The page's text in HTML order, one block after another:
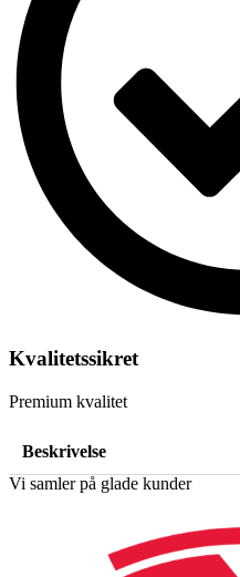
Kvalitetssikret
Premium kvalitet
Beskrivelse
Vi samler på glade kunder